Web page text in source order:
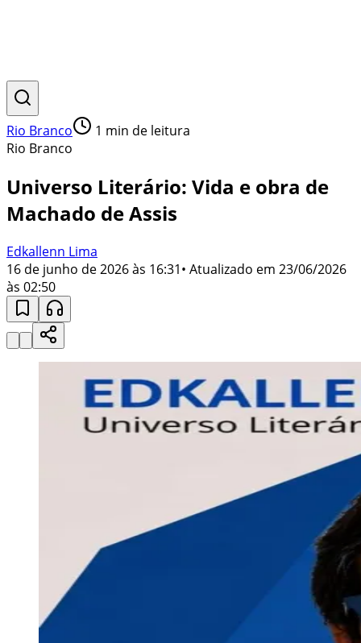
Rio Branco 1 min de leitura
Rio Branco
Universo Literário: Vida e obra de
Machado de Assis
Edkallenn Lima
16 de junho de 2026 às 16:31• Atualizado em 23/06/2026
às 02:50